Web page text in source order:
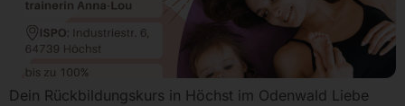
Dein Rückbildungskurs in Höchst im Odenwald Liebe